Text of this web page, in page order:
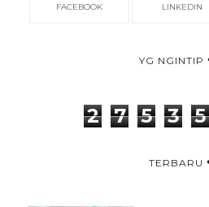
FACEBOOK LINKEDIN
YG NGINTIP
2 7 5 3 5
TERBARU